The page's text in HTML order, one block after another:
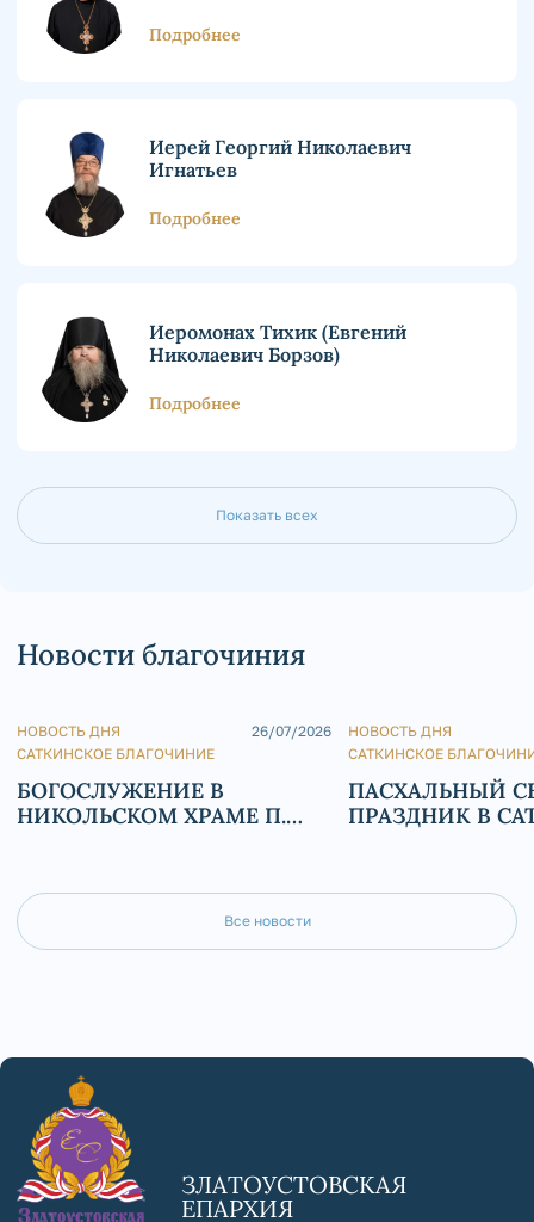
Подробнее
Иерей Георгий Николаевич
Игнатьев
Подробнее
Иеромонах Тихик (Евгений
Николаевич Борзов)
Подробнее
Показать всех
Новости благочиния
Все новости
НОВОСТЬ ДНЯ
САТКИНСКОЕ БЛАГОЧИНИЕ
26/07/2026
БОГОСЛУЖЕНИЕ В
НИКОЛЬСКОМ ХРАМЕ П.
НОВОСТЬ ДНЯ
САТКИНСКОЕ
ПАСХАЛЬНЫЙ
ПРАЗДНИК В
ЗЛАТОУСТОВСКАЯ
ЕПАРХИЯ